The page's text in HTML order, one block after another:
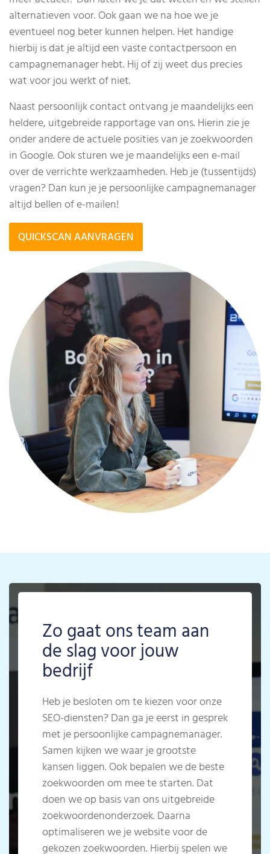
alternatieven voor. Ook gaan we na hoe we je
eventueel nog beter kunnen helpen. Het handige
hierbij is dat je altijd een vaste contactpersoon en
campagnemanager hebt. Hij of zij weet dus precies
wat voor jou werkt of niet.
Naast persoonlijk contact ontvang je maandelijks een
heldere, uitgebreide rapportage van ons. Hierin zie je
onder andere de actuele posities van je zoekwoorden
in Google. Ook sturen we je maandelijks een e-mail
over de verrichte werkzaamheden. Heb je (tussentijds)
vragen? Dan kun je je persoonlijke campagnemanager
altijd bellen of e-mailen!
QUICKSCAN AANVRAGEN
Zo gaat ons team aan
de slag voor jouw
bedrijf
Heb je besloten om te kiezen voor onze
SEO-diensten? Dan ga je eerst in gesprek
met je persoonlijke campagnemanager.
Samen kijken we waar je grootste
kansen liggen. Ook bepalen we de beste
zoekwoorden om mee te starten. Dat
doen we op basis van ons uitgebreide
zoekwoordenonderzoek. Daarna
optimaliseren we je website voor de
gekozen zoekwoorden. Hierbij spelen we